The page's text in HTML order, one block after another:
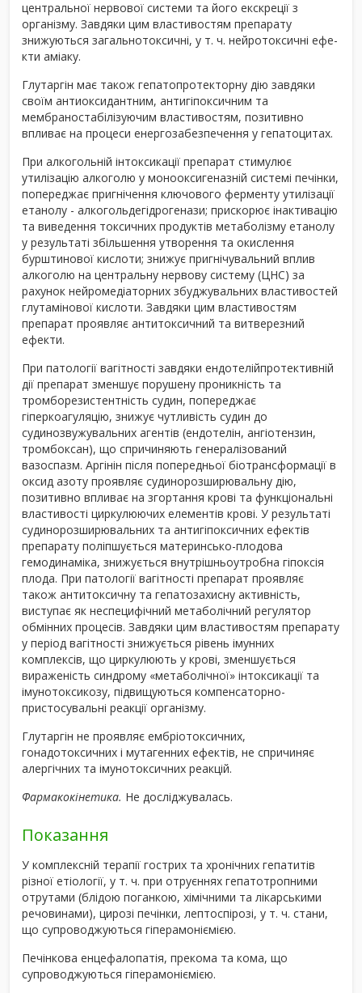
центральної нервової системи та його екскреції з
організму. Завдяки цим властивос­тям препарату
знижуються загальнотоксичні, у т. ч. нейротоксичні ефе­
кти аміаку.
Глутаргін має також гепатопротекторну дію завдяки
своїм антиоксидант­ним, антигіпоксичним та
мембраностабілізуючим властивостям, позитивно
впливає на процеси енергозабезпечення у гепатоцитах.
При алкогольній інтоксикації препарат стимулює
утилізацію алкоголю у монооксигеназній системі печінки,
попереджає пригнічення ключового ферменту утилізації
етанолу - алкогольдегідрогенази; прискорює інактивацію
та виведення токсичних продуктів метаболізму етанолу
у результаті збільшення утворення та окислення
бурштинової кислоти; знижує пригнічувальний вплив
алкоголю на центральну нервову систему (ЦНС) за
рахунок нейромедіаторних збуджувальних властивостей
глутамінової кислоти. Завдяки цим властивостям
препарат проявляє антитоксичний та витверезний
ефекти.
При патології вагітності завдяки ендотелійпротективній
дії препарат зменшує порушену проникність та
тромборезистентність судин, попереджає
гіперкоагуляцію, знижує чутливість судин до
судинозвужувальних агентів (ендотелін, ангіотензин,
тромбоксан), що спричиняють генералізований
вазоспазм. Аргінін після попередньої біотрансформації в
оксид азоту проявляє судинорозширювальну дію,
позитивно впливає на згортання крові та функціональні
властивості циркулюючих елементів крові. У результаті
судинорозширювальних та антигіпоксичних ефектів
препарату поліпшується материнсько-плодова
гемодинаміка, знижується внутрішньоутробна гіпоксія
плода. При патології вагітності препарат проявляє
також антитоксичну та гепатозахисну активність,
виступає як неспецифічний метаболічний регулятор
обмінних процесів. Завдяки цим властивостям препарату
у період вагітності знижується рівень імунних
комплексів, що циркулюють у крові, зменшується
вираженість синдрому «метаболічної» інтоксикації та
імунотоксикозу, підвищуються компенсаторно-
пристосувальні реакції організму.
Глутаргін не проявляє ембріотоксичних,
гонадотоксичних і мутагенних ефектів, не спричиняє
алергічних та імунотоксичних реакцій.
Фармакокінетика. Не досліджувалась.
Показання
У комплексній терапії гострих та хронічних гепатитів
різної етіології, у т. ч. при отруєннях гепатотропними
отрутами (блідою поганкою, хімічними та лікарськими
речовинами), цирозі печінки, лептоспірозі, у т. ч. стани,
що супроводжуються гіперамоніємією.
Печінкова енцефалопатія, прекома та кома, що
супроводжуються гіперамоніємією.